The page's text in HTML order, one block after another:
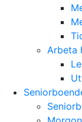
Arbeta